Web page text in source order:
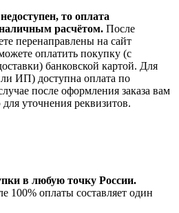
то оплата
расчётом. После
перенаправлены на сайт
оплатить покупку (с
банковской картой. Для
ИП) доступна оплата по
после оформления заказа вам
уточнения реквизитов.
в любую точку России.
100% оплаты составляет один